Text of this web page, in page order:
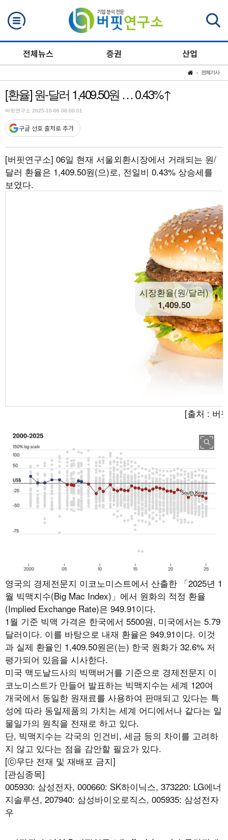
전체뉴스 증권 산업
전체기사
[환율] 원-달러 1,409.50원 … 0.43%↑
버핏연구소 2025-10-06 08:00:01
구글 선호 출처로 추가
[버핏연구소] 06일 현재 서울외환시장에서 거래되는 원/
달러 환율은 1,409.50원(으)로, 전일비 0.43% 상승세를
보였다.
[출처 : 버
시장환율(원/달러)
1,409.50
영국의 경제전문지 이코노미스트에서 산출한 「2025년 1
월 빅맥지수(Big Mac Index)」에서 원화의 적정 환율
(Implied Exchange Rate)은 949.91이다.
1월 기준 빅맥 가격은 한국에서 5500원, 미국에서는 5.79
달러이다. 이를 바탕으로 내재 환율은 949.91이다. 이것
과 실제 환율인 1,409.50원은(는) 한국 원화가 32.6% 저
평가되어 있음을 시사한다.
미국 맥도날드사의 빅맥버거를 기준으로 경제전문지 이
코노미스트가 만들어 발표하는 빅맥지수는 세계 120여
개국에서 동일한 원재료를 사용하여 판매되고 있다는 특
성에 따라 동일제품의 가치는 세계 어디에서나 같다는 일
물일가의 원칙을 전재로 하고 있다.
단, 빅맥지수는 각국의 인건비, 세금 등의 차이를 고려하
지 않고 있다는 점을 감안할 필요가 있다.
[ⓒ무단 전재 및 재배포 금지]
[관심종목]
005930: 삼성전자, 000660: SK하이닉스, 373220: LG에너
지솔루션, 207940: 삼성바이오로직스, 005935: 삼성전자
우
검색